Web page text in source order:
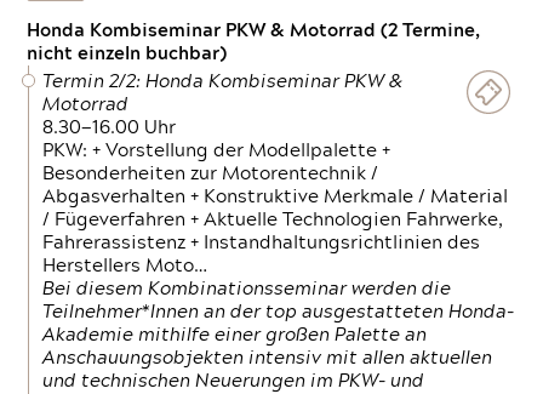
Honda Kombiseminar PKW & Motorrad (2 Termine,
nicht einzeln buchbar)
Termin 2/2: Honda Kombiseminar PKW &
Motorrad
8.30—16.00 Uhr
PKW: + Vorstellung der Modellpalette +
Besonderheiten zur Motorentechnik /
Abgasverhalten + Konstruktive Merkmale / Material
/ Fügeverfahren + Aktuelle Technologien Fahrwerke,
Fahrerassistenz + Instandhaltungsrichtlinien des
Herstellers Moto…
Bei diesem Kombinationsseminar werden die
Teilnehmer*Innen an der top ausgestatteten Honda-
Akademie mithilfe einer großen Palette an
Anschauungsobjekten intensiv mit allen aktuellen
und technischen Neuerungen im PKW- und